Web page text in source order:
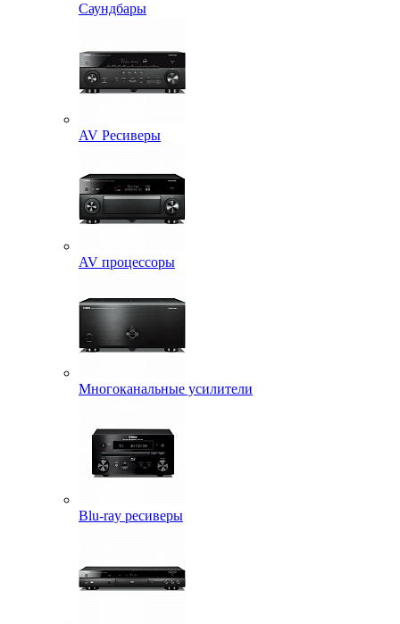
Саундбары
AV Ресиверы
AV процессоры
Многоканальные усилители
Blu-ray ресиверы